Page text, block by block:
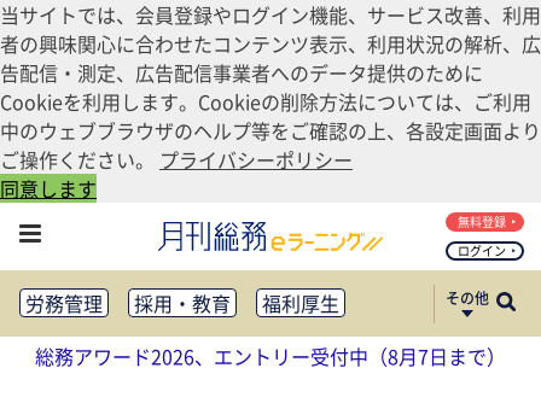
当サイトでは、会員登録やログイン機能、サービス改善、利用
者の興味関心に合わせたコンテンツ表示、利用状況の解析、広
告配信・測定、広告配信事業者へのデータ提供のために
Cookieを利用します。Cookieの削除方法については、ご利用
中のウェブブラウザのヘルプ等をご確認の上、各設定画面より
ご操作ください。 プライバシーポリシー
同意します
ログイン
無料登録
労務管理 採用・教育
福利厚生
健康経営
働き方改革
法務・コンプライアンス
その他
総務アワード2026、エントリー受付中（8月7日まで）